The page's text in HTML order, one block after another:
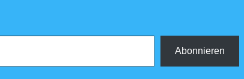
Abonnieren